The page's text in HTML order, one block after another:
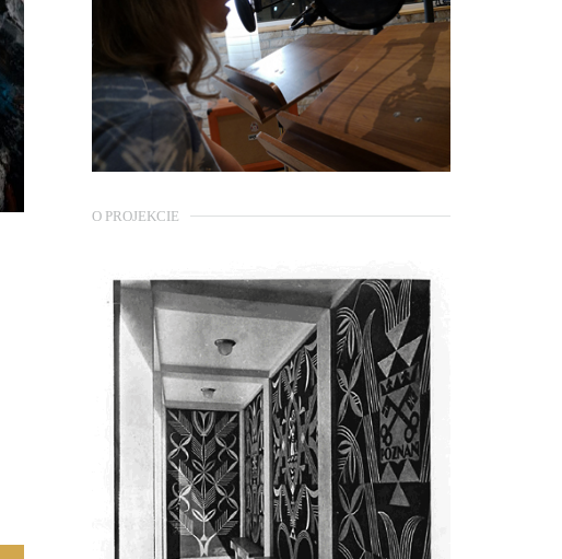
O PROJEKCIE